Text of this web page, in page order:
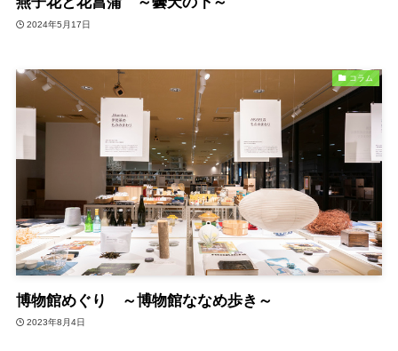
2024年5月17日
コラム
博物館めぐり ～博物館ななめ歩き～
2023年8月4日